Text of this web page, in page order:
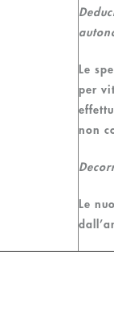
Le
per
non
Le